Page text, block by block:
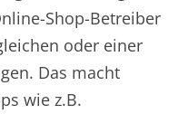
Shop-Betreiber
oder einer
Das macht
wie z.B.